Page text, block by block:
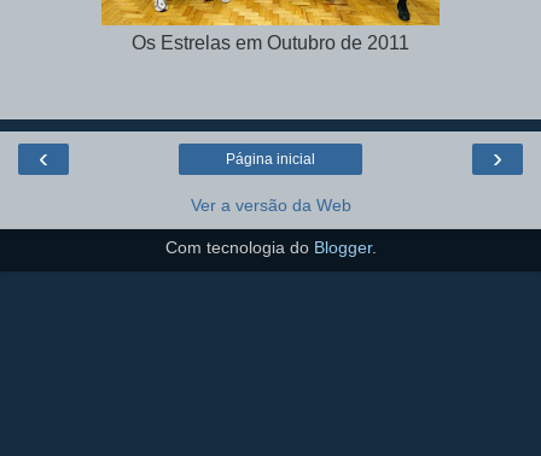
Os Estrelas em Outubro de 2011
‹ ›
Página inicial
Ver a versão da Web
Com tecnologia do Blogger.